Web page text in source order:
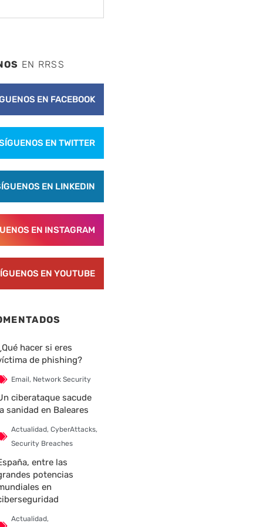
EN RRSS
EN FACEBOOK
EN TWITTER
EN LINKEDIN
EN INSTAGRAM
EN YOUTUBE
hacer si eres
de phishing?
Email, Network Security
ciberataque sacude
sanidad en Baleares
Actualidad, CyberAttacks,
Security Breaches
entre las
potencias
en
Actualidad,